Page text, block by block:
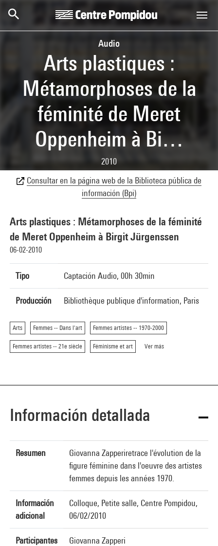
Audio
Arts plastiques :
Métamorphoses de la
féminité de Meret
Oppenheim à Bi…
2010
Consultar en la página web de la Biblioteca pública de
información (Bpi)
Arts plastiques : Métamorphoses de la féminité
de Meret Oppenheim à Birgit Jürgenssen
06-02-2010
Tipo Captación Audio, 00h 30min
Producción Bibliothèque publique d'information, Paris
Arts Femmes -- Dans l'art Femmes artistes -- 1970-2000
Femmes artistes -- 21e siècle Féminisme et art Ver más
Información detallada
Resumen
Giovanna Zapperiretrace l'évolution de la
figure féminine dans l'oeuvre des artistes
femmes depuis les années 1970.
Información
adicional
Colloque, Petite salle, Centre Pompidou,
06/02/2010
Participantes Giovanna Zapperi